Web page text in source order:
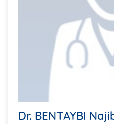
Dr. BENTAYBI